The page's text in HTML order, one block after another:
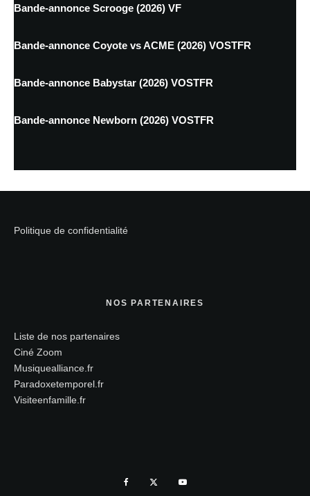
Bande-annonce Scrooge (2026) VF
Bande-annonce Coyote vs ACME (2026) VOSTFR
Bande-annonce Babystar (2026) VOSTFR
Bande-annonce Newborn (2026) VOSTFR
Politique de confidentialité
NOS PARTENAIRES
Liste de nos partenaires
Ciné Zoom
Musiquealliance.fr
Paradoxetemporel.fr
Visiteenfamille.fr